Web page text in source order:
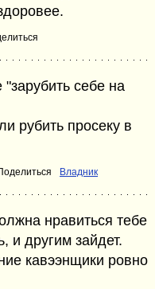
себе на
рубить просеку в
Владник
нравиться тебе
и другим зайдет.
кавээнщики ровно